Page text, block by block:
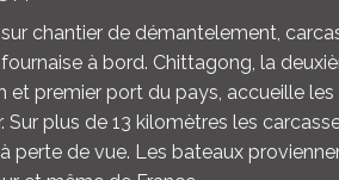
chantier de démantelement,
à bord. Chittagong, la
et premier port du pays, accueille
Sur plus de 13 kilomètres les
perte de vue. Les bateaux